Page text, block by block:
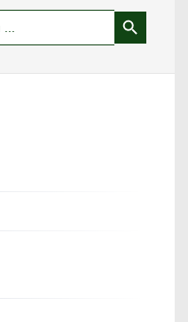
Search Button